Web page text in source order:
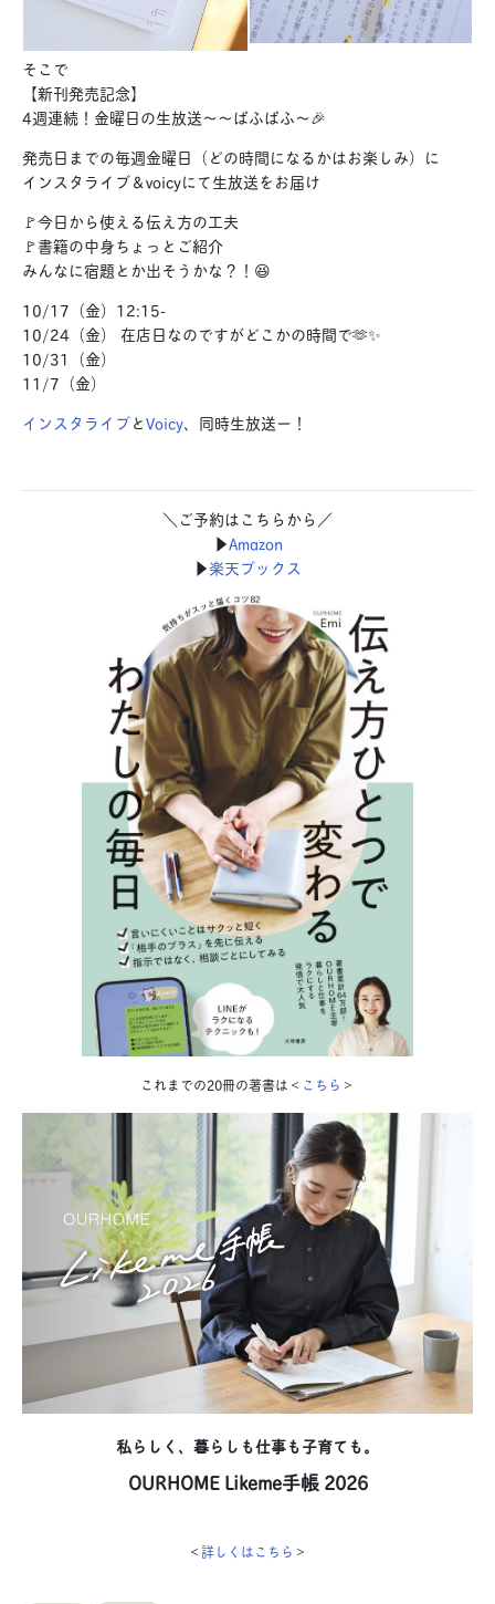
そこで
【新刊発売記念】
4週連続！金曜日の生放送〜〜ぱふぱふ〜🎉
発売日までの毎週金曜日（どの時間になるかはお楽しみ）に
インスタライブ＆voicyにて生放送をお届け
🚩今日から使える伝え方の工夫
🚩書籍の中身ちょっとご紹介
みんなに宿題とか出そうかな？！😆
10/17（金）12:15-
10/24（金） 在店日なのですがどこかの時間で🫶✨
10/31（金）
11/7（金）
インスタライブとVoicy、同時生放送ー！
＼ご予約はこちらから／
▶︎Amazon
▶︎楽天ブックス
これまでの20冊の著書は＜ こちら ＞
私らしく、暮らしも仕事も子育ても。
OURHOME Likeme手帳 2026
＜詳しくはこちら ＞